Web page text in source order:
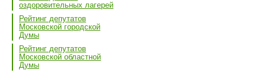
оздоровительных лагерей
Рейтинг депутатов
Московской городской
Думы
Рейтинг депутатов
Московской областной
Думы